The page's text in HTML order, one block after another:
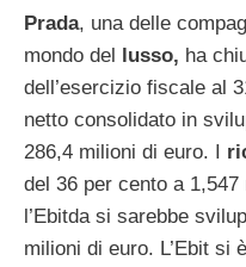
Prada, una delle
mondo del lusso, ha
dell’esercizio fiscale al
netto consolidato in
286,4 milioni di euro. I
del 36 per cento a
l’Ebitda si sarebbe
milioni di euro. L’Ebit si